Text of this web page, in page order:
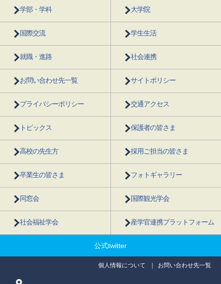
学部・学科 大学院
国際交流 学生生活
就職・進路 社会連携
お問い合わせ先一覧 サイトポリシー
プライバシーポリシー 交通アクセス
トピックス 保護者の皆さま
高校の先生方 採用ご担当の皆さま
卒業生の皆さま フォトギャラリー
同窓会 国際観光学会
社会福祉学会 産学官連携プラットフォーム
公式twitter
個人情報について お問い合わせ先一覧